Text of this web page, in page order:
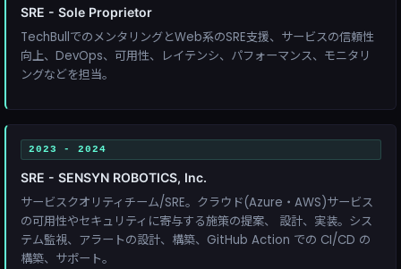
SRE - Sole Proprietor
TechBullでのメンタリングとWeb系のSRE支援、サービスの信頼性
向上、DevOps、可用性、レイテンシ、パフォーマンス、モニタリ
ングなどを担当。
2023 - 2024
SRE - SENSYN ROBOTICS, Inc.
サービスクオリティチーム/SRE。クラウド(Azure・AWS)サービス
の可用性やセキュリティに寄与する施策の提案、 設計、実装。シス
テム監視、アラートの設計、構築、GitHub Action での CI/CD の
構築、サポート。